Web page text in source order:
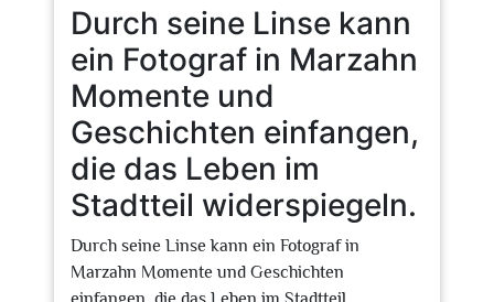
Durch seine Linse kann
ein Fotograf in Marzahn
Momente und
Geschichten einfangen,
die das Leben im
Stadtteil widerspiegeln.
Durch seine Linse kann ein Fotograf in
Marzahn Momente und Geschichten